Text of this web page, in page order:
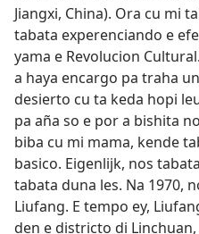
Jiangxi, China). Ora cu mi
tabata experenciando e
yama e Revolucion
a haya encargo pa traha
desierto cu ta keda hopi
pa aña so e por a bishita
biba cu mi mama, kende
basico. Eigenlijk, nos
tabata duna les. Na 1970,
Liufang. E tempo ey,
den e districto di